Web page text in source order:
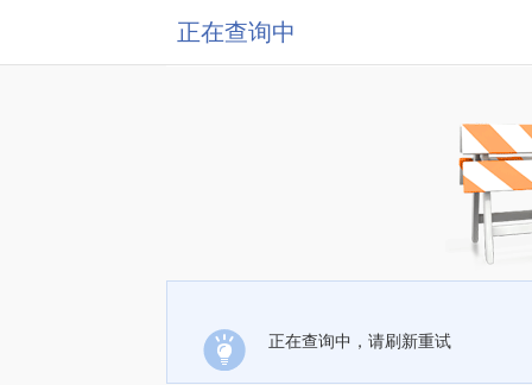
正在查询中
正在查询中，请刷新重试